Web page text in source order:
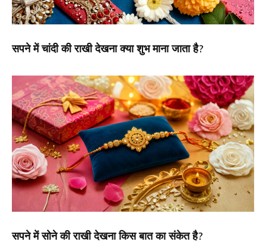
सपने में चांदी की राखी देखना क्या शुभ माना जाता है?
सपने में सोने की राखी देखना किस बात का संकेत है?